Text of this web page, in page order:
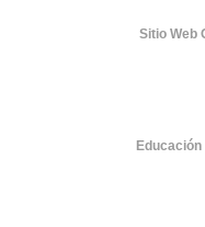
Sitio Web
Educación